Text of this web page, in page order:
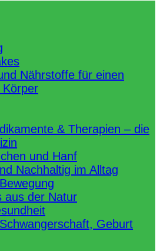
Nährstoffe für einen
Körper
& Therapien – die
und Hanf
Nachhaltig im Alltag
aus der Natur
Geburt